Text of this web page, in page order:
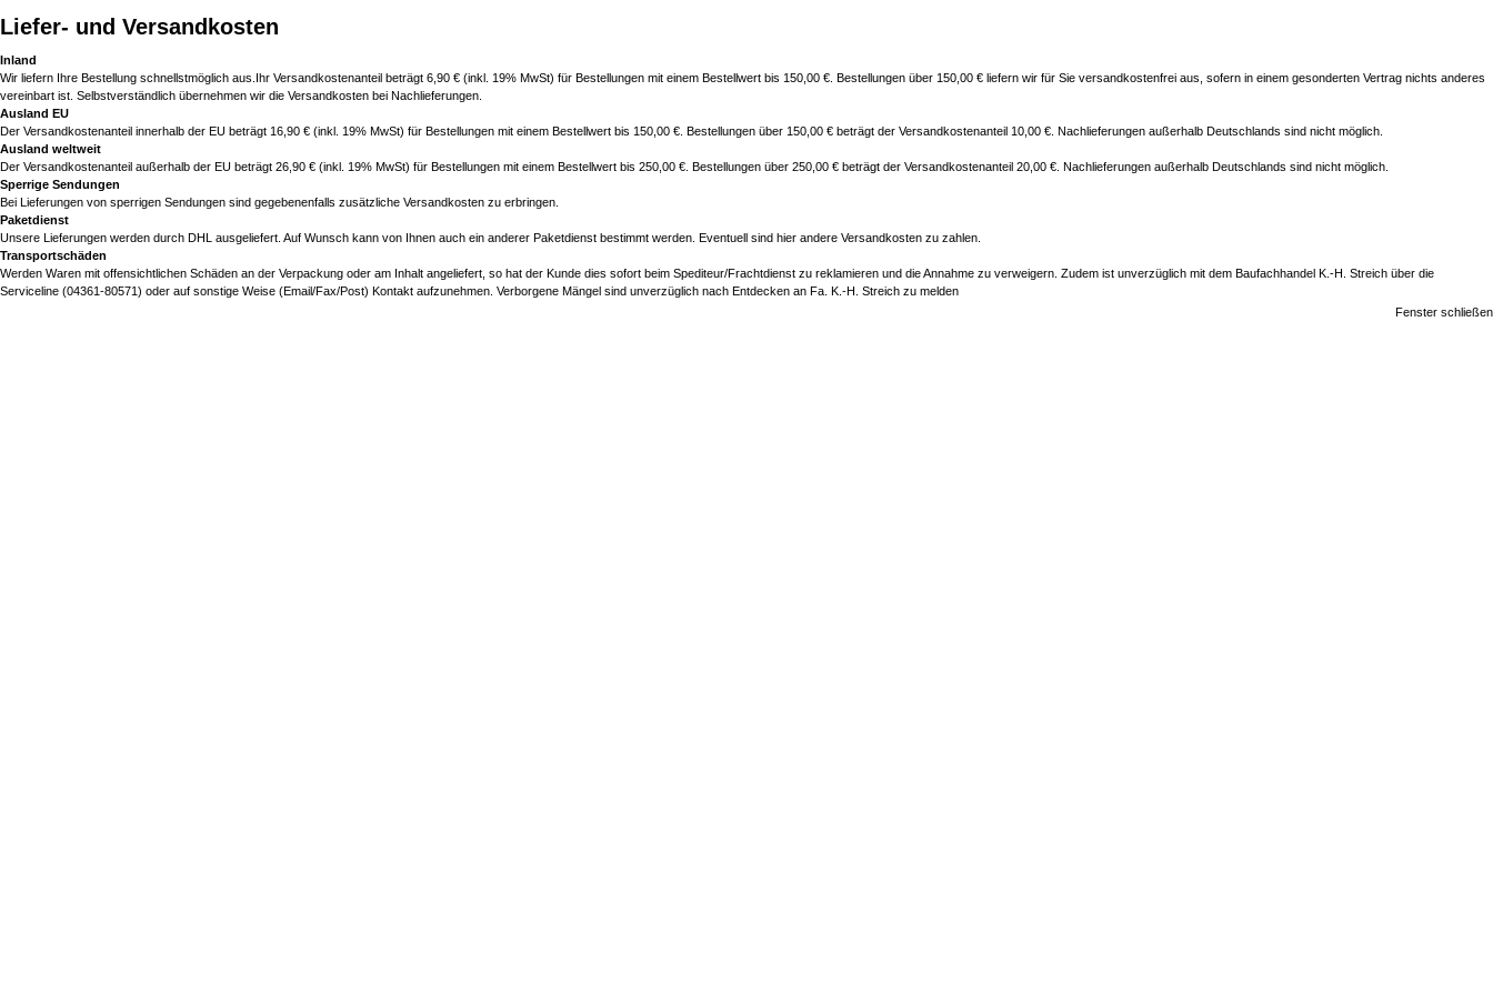
Liefer- und Versandkosten
Inland
Wir liefern Ihre Bestellung schnellstmöglich aus.Ihr Versandkostenanteil beträgt 6,90 € (inkl. 19% MwSt) für Bestellungen mit einem Bestellwert bis 150,00 €. Bestellungen über 150,00 € liefern wir für Sie versandkostenfrei aus, sofern in einem gesonderten Vertrag nichts anderes
vereinbart ist. Selbstverständlich übernehmen wir die Versandkosten bei Nachlieferungen.
Ausland EU
Der Versandkostenanteil innerhalb der EU beträgt 16,90 € (inkl. 19% MwSt) für Bestellungen mit einem Bestellwert bis 150,00 €. Bestellungen über 150,00 € beträgt der Versandkostenanteil 10,00 €. Nachlieferungen außerhalb Deutschlands sind nicht möglich.
Ausland weltweit
Der Versandkostenanteil außerhalb der EU beträgt 26,90 € (inkl. 19% MwSt) für Bestellungen mit einem Bestellwert bis 250,00 €. Bestellungen über 250,00 € beträgt der Versandkostenanteil 20,00 €. Nachlieferungen außerhalb Deutschlands sind nicht möglich.
Sperrige Sendungen
Bei Lieferungen von sperrigen Sendungen sind gegebenenfalls zusätzliche Versandkosten zu erbringen.
Paketdienst
Unsere Lieferungen werden durch DHL ausgeliefert. Auf Wunsch kann von Ihnen auch ein anderer Paketdienst bestimmt werden. Eventuell sind hier andere Versandkosten zu zahlen.
Transportschäden
Werden Waren mit offensichtlichen Schäden an der Verpackung oder am Inhalt angeliefert, so hat der Kunde dies sofort beim Spediteur/Frachtdienst zu reklamieren und die Annahme zu verweigern. Zudem ist unverzüglich mit dem Baufachhandel K.-H. Streich über die
Serviceline (04361-80571) oder auf sonstige Weise (Email/Fax/Post) Kontakt aufzunehmen. Verborgene Mängel sind unverzüglich nach Entdecken an Fa. K.-H. Streich zu melden
Fenster schließen